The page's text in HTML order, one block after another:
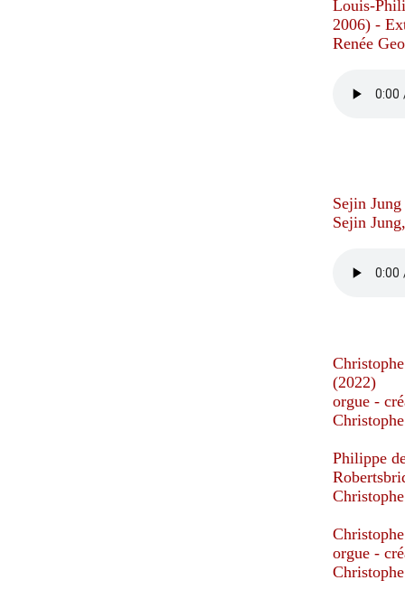
Louis-
2006) -
Renée
Sejin
Sejin
(2022)
orgue -
Philippe
orgue -